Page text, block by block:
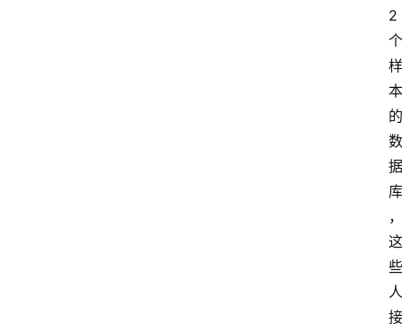
2
个
样
本
的
数
据
库
，
这
些
人
接